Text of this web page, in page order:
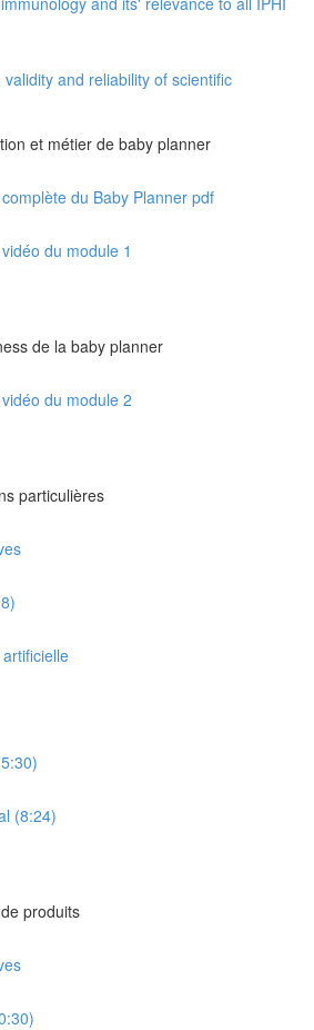
and reliability of scientific
et métier de baby planner
du Baby Planner pdf
du module 1
de la baby planner
du module 2
particulières
(8:24)
produits